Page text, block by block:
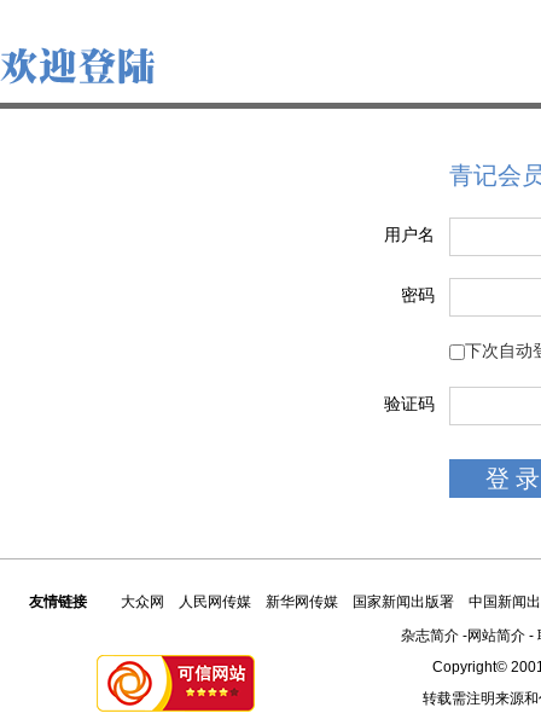
青记会
用户名
密码
下次自动
验证码
友情链接 大众网 人民网传媒 新华网传媒 国家新闻出版署
中国新闻
杂志简介 -网站简介 -
Copyright©
转载需注明来源